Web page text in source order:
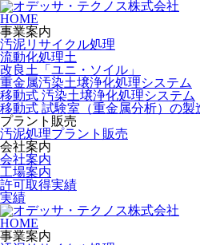
HOME
事業案内
汚泥リサイクル処理
流動化処理土
改良土「ユニ・ソイル」
重金属汚染土壌浄化処理システム
移動式 汚染土壌浄化処理システム
移動式 試験室（重金属分析）の製
プラント販売
汚泥処理プラント販売
会社案内
会社案内
工場案内
許可取得実績
実績
HOME
事業案内